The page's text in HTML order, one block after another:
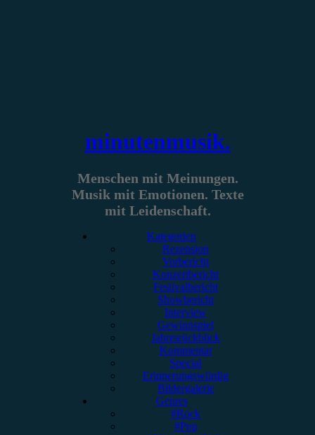
minutenmusik.
Menschen mit Meinungen.
Musik mit Emotionen. Texte
mit Leidenschaft.
Kategorien
Rezension
Vorbericht
Konzertbericht
Festivalbericht
Showbericht
Interview
Gewinnspiel
Jahresrückblick
Kommentar
Special
Erinnerungswürdig
Bildergalerie
Genres
#Rock
#Pop